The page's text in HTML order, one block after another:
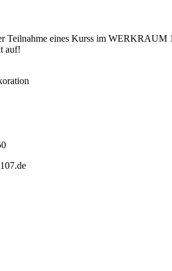
Teilnahme eines Kurss im WERKRAUM
auf!